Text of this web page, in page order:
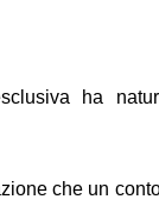
ha
che un